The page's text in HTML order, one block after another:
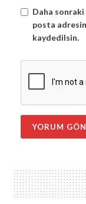
Daha sonraki
posta
kaydedilsin.